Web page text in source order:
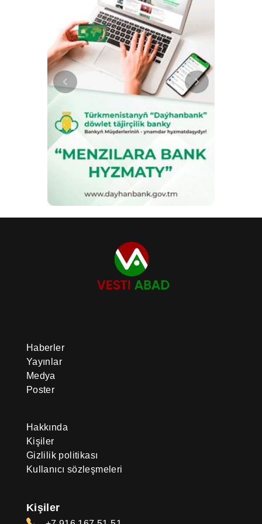
Haberler
Yayınlar
Medya
Poster
Hakkında
Kişiler
Gizlilik politikası
Kullanıcı sözleşmeleri
Kişiler